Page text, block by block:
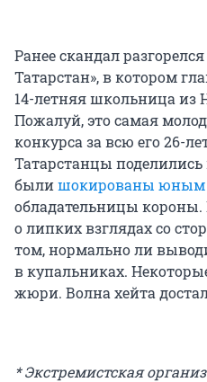
Ранее скандал
Татарстан», в котором
14-летняя школьница из
Пожалуй, это самая
конкурса за всю его 26-
Татарстанцы
былишокированы юным
обладательницы
о липких взглядах со
том, нормально ли
в купальниках.
жюри. Волна хейта
* Экстремистская